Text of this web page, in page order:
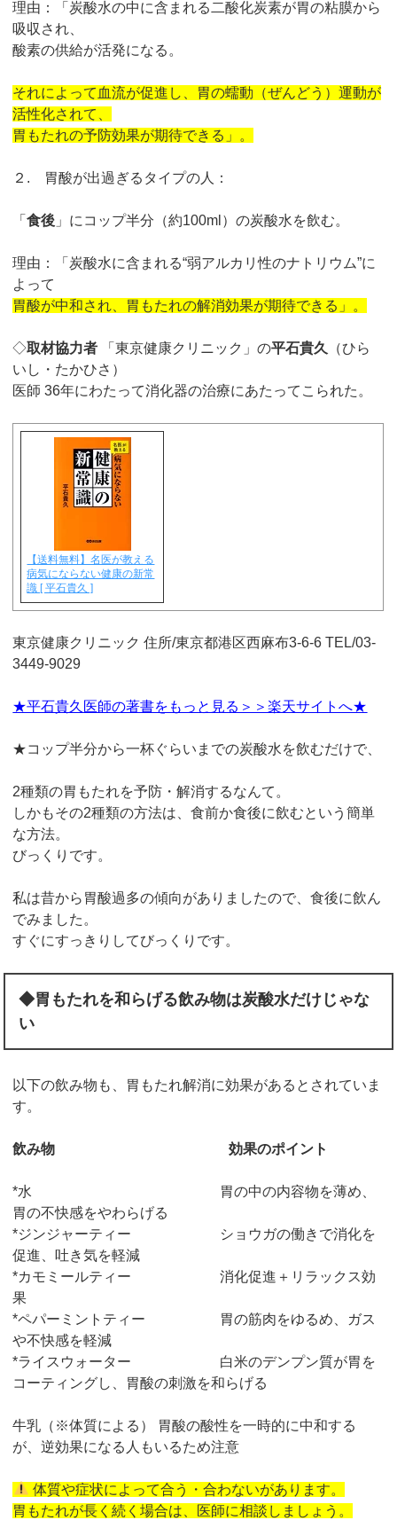
理由：「炭酸水の中に含まれる二酸化炭素が胃の粘膜から
吸収され、
酸素の供給が活発になる。
それによって血流が促進し、胃の蠕動（ぜんどう）運動が
活性化されて、
胃もたれの予防効果が期待できる」。
２. 胃酸が出過ぎるタイプの人：
「食後 」にコップ半分（約100ml）の炭酸水を飲む。
理由：「炭酸水に含まれる“弱アルカリ性のナトリウム”に
よって
胃酸が中和され、胃もたれの解消効果が期待できる」。
◇取材協力者 「東京健康クリニック」の平石貴久
（ひら
いし・たかひさ）
医師 36年にわたって消化器の治療にあたってこられた。
【送料無料】名医が教える
病気にならない健康の新常
識 [ 平石貴久 ]
東京健康クリニック 住所/東京都港区西麻布3-6-6 TEL/03-
3449-9029
★平石貴久医師の著書をもっと見る＞＞楽天サイトへ★
★コップ半分から一杯ぐらいまでの炭酸水を飲むだけで、
2種類の胃もたれを予防・解消するなんて。
しかもその2種類の方法は、食前か食後に飲むという簡単
な方法。
びっくりです。
私は昔から胃酸過多の傾向がありましたので、食後に飲ん
でみました。
すぐにすっきりしてびっくりです。
◆胃もたれを和らげる飲み物は炭酸水だけじゃな
い
以下の飲み物も、胃もたれ解消に効果があるとされていま
す。
飲み物 効果のポイント
*水 胃の中の内容物を薄め、
胃の不快感をやわらげる
*ジンジャーティー ショウガの働きで消化を
促進、吐き気を軽減
*カモミールティー 消化促進＋リラックス効
果
*ペパーミントティー 胃の筋肉をゆるめ、ガス
や不快感を軽減
*ライスウォーター 白米のデンプン質が胃を
コーティングし、胃酸の刺激を和らげる
牛乳（※体質による） 胃酸の酸性を一時的に中和する
が、逆効果になる人もいるため注意
体質や症状によって合う・合わないがあります。
胃もたれが長く続く場合は、医師に相談しましょう。